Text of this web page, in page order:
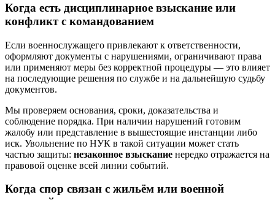
Когда есть дисциплинарное взыскание или
конфликт с командованием
Если военнослужащего привлекают к ответственности,
оформляют документы с нарушениями, ограничивают права
или применяют меры без корректной процедуры — это влияет
на последующие решения по службе и на дальнейшую судьбу
документов.
Мы проверяем основания, сроки, доказательства и
соблюдение порядка. При наличии нарушений готовим
жалобу или представление в вышестоящие инстанции либо
иск. Увольнение по НУК в такой ситуации может стать
частью защиты: незаконное взыскание нередко отражается на
правовой оценке всей линии событий.
Когда спор связан с жильём или военной